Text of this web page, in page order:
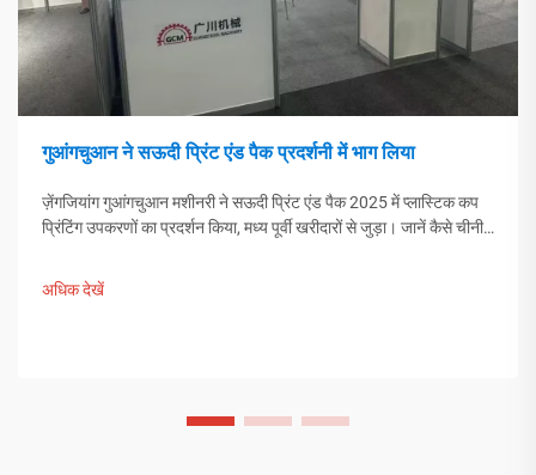
गुआंगचुआन ने सऊदी प्रिंट एंड पैक प्रदर्शनी में भाग लिया
ज़ेंगजियांग गुआंगचुआन मशीनरी ने सऊदी प्रिंट एंड पैक 2025 में प्लास्टिक कप
प्रिंटिंग उपकरणों का प्रदर्शन किया, मध्य पूर्वी खरीदारों से जुड़ा। जानें कैसे चीनी
प्राप्त करें।
अधिक देखें